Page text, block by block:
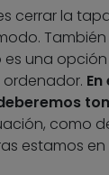
cerrar la
una
ordenador.
como
estamos